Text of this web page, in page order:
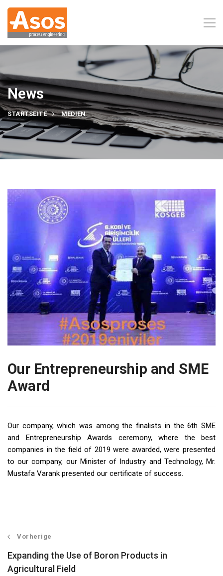
News
STARTSEITE MEDIEN
Our Entrepreneurship and SME
Award
Our company, which was among the finalists in the 6th SME
and Entrepreneurship Awards ceremony, where the best
companies in the field of 2019 were awarded, were presented
to our company, our Minister of Industry and Technology, Mr.
Mustafa Varank presented our certificate of success.
Vorherige
Expanding the Use of Boron Products in
Agricultural Field